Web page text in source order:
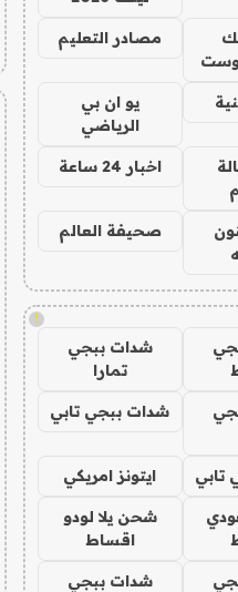
مصادر التعليم
يو ان بي
الرياضي
اخبار 24 ساعة
صحيفة العالم
!
شدات ببجي
تمارا
شدات ببجي تابي
تابي ايتونز امريكي
شحن يلا لودو
اقساط
شدات ببجي